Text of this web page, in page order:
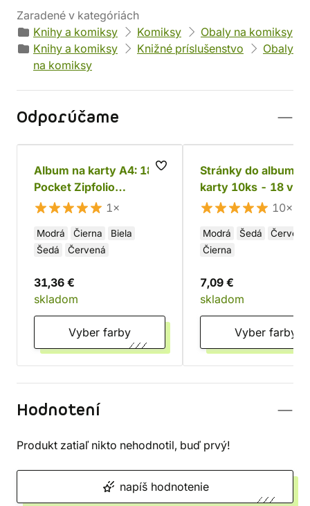
Zaradené v kategóriách
Knihy a komiksy
Komiksy
Obaly na komiksy
Knihy a komiksy
Knižné príslušenstvo
Obaly
na komiksy
Odporúčame
Album na karty A4: 18-
Pocket Zipfolio
XenoSkin
1×
Modrá Čierna
Biela
Šedá
Červená
31,36 €
skladom
Vyber farby
Stránky do albumu
karty 10ks - 18
10×
Modrá Šedá
Červená
Čierna
7,09 €
skladom
Vyber farby
Hodnotení
Produkt zatiaľ nikto nehodnotil, buď prvý!
napíš hodnotenie